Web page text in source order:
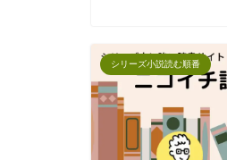
シリーズ小説読む順番